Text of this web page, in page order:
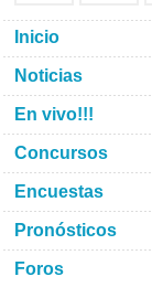
Inicio
Noticias
En vivo!!!
Concursos
Encuestas
Pronósticos
Foros